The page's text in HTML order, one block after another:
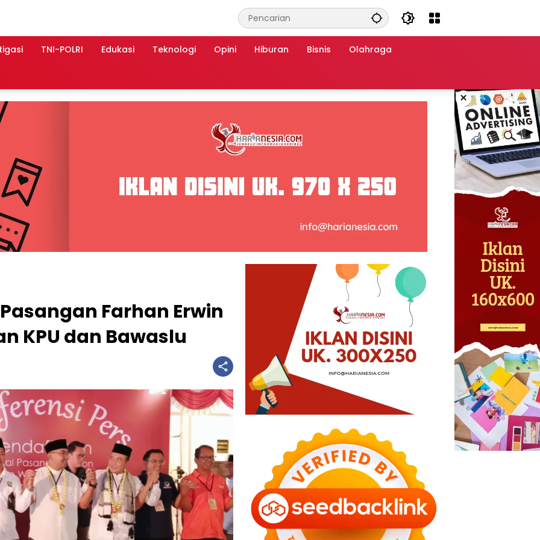
TNI-POLRI Edukasi Teknologi Opini Hiburan Bisnis Olahraga
×
Farhan Erwin
KPU dan Bawaslu